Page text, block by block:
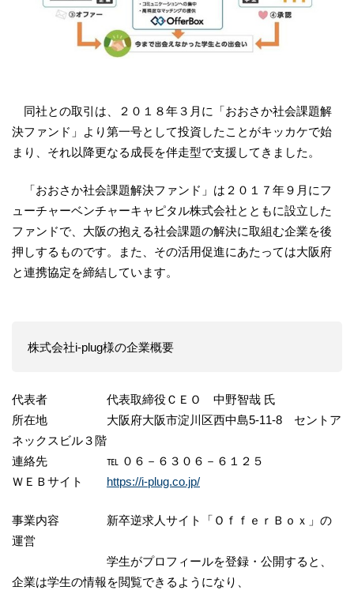
同社との取引は、２０１８年３月に「おおさか社会課題解
決ファンド」より第一号として投資したことがキッカケで始
まり、それ以降更なる成長を伴走型で支援してきました。
「おおさか社会課題解決ファンド」は２０１７年９月にフ
ューチャーベンチャーキャピタル株式会社とともに設立した
ファンドで、大阪の抱える社会課題の解決に取組む企業を後
押しするものです。また、その活用促進にあたっては大阪府
と連携協定を締結しています。
株式会社i-plug様の企業概要
代表者 代表取締役ＣＥＯ 中野智哉 氏
所在地 大阪府大阪市淀川区西中島5-11-8 セントア
ネックスビル３階
連絡先 ℡ ０６－６３０６－６１２５
ＷＥＢサイト https://i-plug.co.jp/
事業内容 新卒逆求人サイト「ＯｆｆｅｒＢｏｘ」の
運営
学生がプロフィールを登録・公開すると、
企業は学生の情報を閲覧できるようになり、